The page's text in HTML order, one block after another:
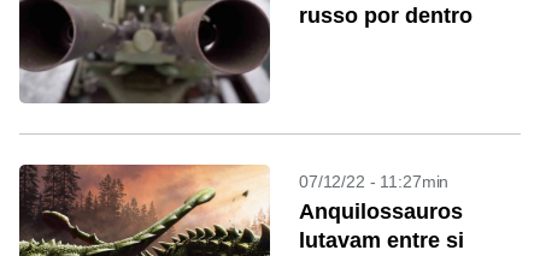
russo por dentro
07/12/22 - 11:27min
Anquilossauros
lutavam entre si